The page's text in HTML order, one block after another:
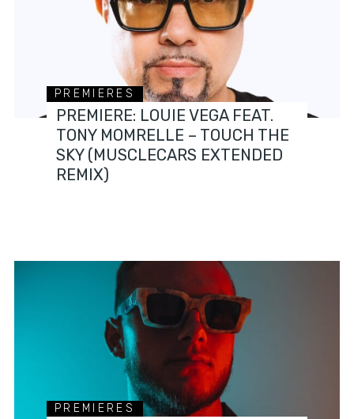
PREMIERES
PREMIERE: LOUIE VEGA FEAT.
TONY MOMRELLE – TOUCH THE
SKY (MUSCLECARS EXTENDED
REMIX)
PREMIERES